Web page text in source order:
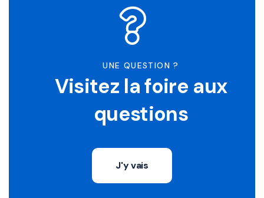
UNE QUESTION ?
Visitez la foire aux
questions
J'y vais